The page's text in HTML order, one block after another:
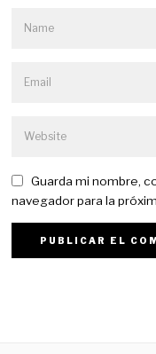
Guarda mi nombre,
navegador para la